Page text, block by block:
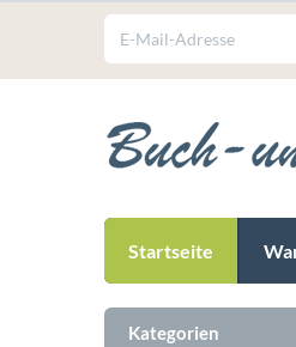
Startseite
Kategorien